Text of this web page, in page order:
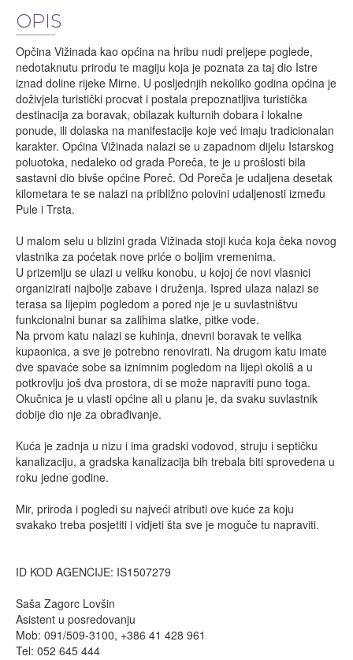
OPIS
Opčina Vižinada kao općina na hribu nudi preljepe poglede,
nedotaknutu prirodu te magiju koja je poznata za taj dio Istre
iznad doline rijeke Mirne. U posljednjih nekoliko godina općina je
doživjela turistički procvat i postala prepoznatljiva turistička
destinacija za boravak, obilazak kulturnih dobara i lokalne
ponude, ili dolaska na manifestacije koje već imaju tradicionalan
karakter. Općina Vižinada nalazi se u zapadnom dijelu Istarskog
poluotoka, nedaleko od grada Poreča, te je u prošlosti bila
sastavni dio bivše općine Poreč. Od Poreča je udaljena desetak
kilometara te se nalazi na približno polovini udaljenosti između
Pule i Trsta.
U malom selu u blizini grada Vižinada stoji kuća koja čeka novog
vlastnika za poćetak nove priće o boljim vremenima.
U prizemlju se ulazi u veliku konobu, u kojoj će novi vlasnici
organizirati najbolje zabave i druženja. Ispred ulaza nalazi se
terasa sa lijepim pogledom a pored nje je u suvlastništvu
funkcionalni bunar sa zalihima slatke, pitke vode.
Na prvom katu nalazi se kuhinja, dnevni boravak te velika
kupaonica, a sve je potrebno renovirati. Na drugom katu imate
dve spavaće sobe sa iznimnim pogledom na lijepi okoliš a u
potkrovlju još dva prostora, di se može napraviti puno toga.
Okučnica je u vlasti općine ali u planu je, da svaku suvlastnik
dobije dio nje za obrađivanje.
Kuća je zadnja u nizu i ima gradski vodovod, struju i septičku
kanalizaciju, a gradska kanalizacija bih trebala biti sprovedena u
roku jedne godine.
Mir, priroda i pogledi su najveći atributi ove kuće za koju
svakako treba posjetiti i vidjeti šta sve je moguče tu napraviti.
ID KOD AGENCIJE: IS1507279
Saša Zagorc Lovšin
Asistent u posredovanju
Mob: 091/509-3100, +386 41 428 961
Tel: 052 645 444